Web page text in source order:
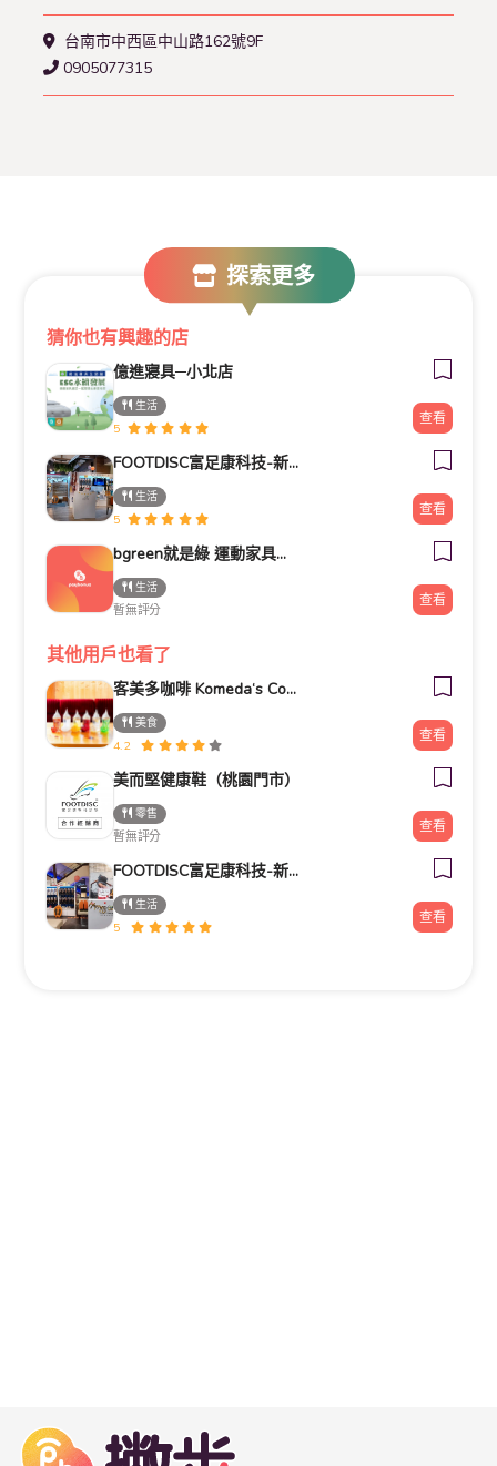
台南市中西區中山路162號9F
0905077315
探索更多
猜你也有興趣的店
億進寢具─小北店
生活
5
查看
FOOTDISC富足康科技-新光三越-西門店
生活
5
查看
bgreen就是綠 運動家具台南南紡購物中心門市
生活
暫無評分
查看
其他用戶也看了
客美多咖啡 Komeda‘s Coffee - 台南小北店
美食
4.2
查看
美而堅健康鞋（桃園門市）
零售
暫無評分
查看
FOOTDISC富足康科技-新光三越-桃園站前店
生活
5
查看